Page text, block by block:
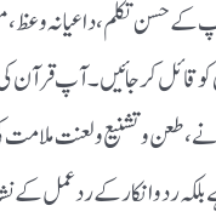
حسن تکلم، داعیانہ وعظ،
قائل کر جائیں۔آپ قرآن
و تشنیع و لعنت ملامت
رد و انکار کے رد عمل کے